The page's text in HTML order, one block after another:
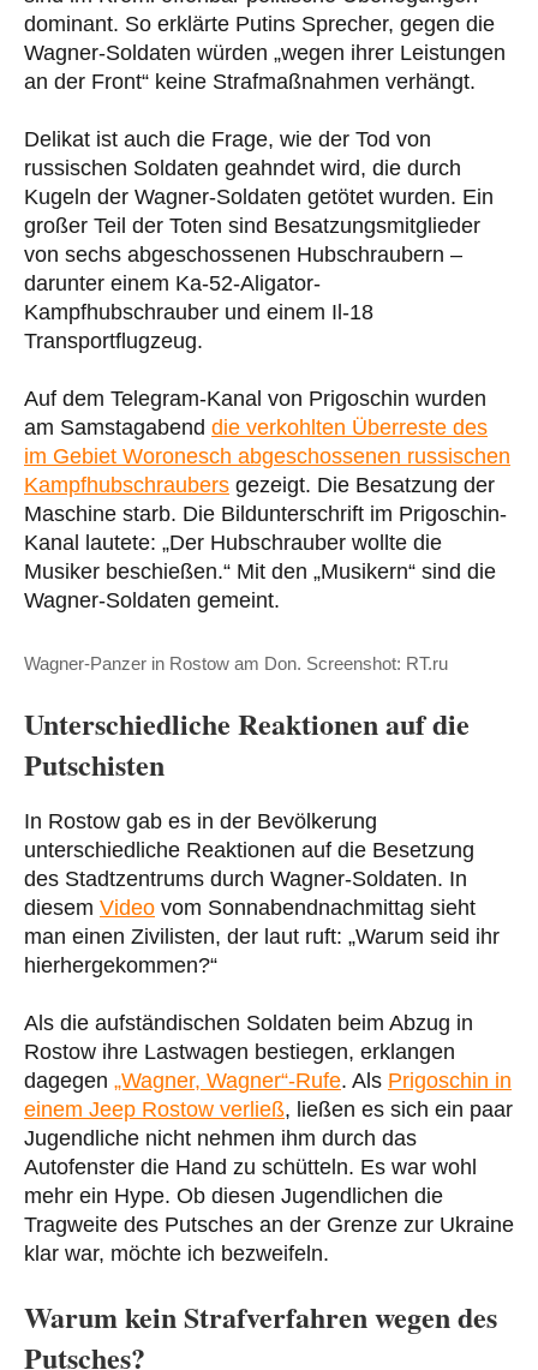
dominant. So erklärte Putins Sprecher, gegen die
Wagner-Soldaten würden „wegen ihrer Leistungen
an der Front“ keine Strafmaßnahmen verhängt.
Delikat ist auch die Frage, wie der Tod von
russischen Soldaten geahndet wird, die durch
Kugeln der Wagner-Soldaten getötet wurden. Ein
großer Teil der Toten sind Besatzungsmitglieder
von sechs abgeschossenen Hubschraubern –
darunter einem Ka-52-Aligator-
Kampfhubschrauber und einem Il-18
Transportflugzeug.
Auf dem Telegram-Kanal von Prigoschin wurden
am Samstagabend die verkohlten Überreste des
im Gebiet Woronesch abgeschossenen russischen
Kampfhubschraubers gezeigt. Die Besatzung der
Maschine starb. Die Bildunterschrift im Prigoschin-
Kanal lautete: „Der Hubschrauber wollte die
Musiker beschießen.“ Mit den „Musikern“ sind die
Wagner-Soldaten gemeint.
Wagner-Panzer in Rostow am Don. Screenshot: RT.ru
Unterschiedliche Reaktionen auf die
Putschisten
In Rostow gab es in der Bevölkerung
unterschiedliche Reaktionen auf die Besetzung
des Stadtzentrums durch Wagner-Soldaten. In
diesem Video vom Sonnabendnachmittag sieht
man einen Zivilisten, der laut ruft: „Warum seid ihr
hierhergekommen?“
Als die aufständischen Soldaten beim Abzug in
Rostow ihre Lastwagen bestiegen, erklangen
dagegen „Wagner, Wagner“-Rufe. Als Prigoschin in
einem Jeep Rostow verließ, ließen es sich ein paar
Jugendliche nicht nehmen ihm durch das
Autofenster die Hand zu schütteln. Es war wohl
mehr ein Hype. Ob diesen Jugendlichen die
Tragweite des Putsches an der Grenze zur Ukraine
klar war, möchte ich bezweifeln.
Warum kein Strafverfahren wegen des
Putsches?